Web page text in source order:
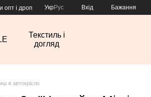
опт і дроп УкрРус Вхід Бажання
Текстиль і
догляд
в автокрісло